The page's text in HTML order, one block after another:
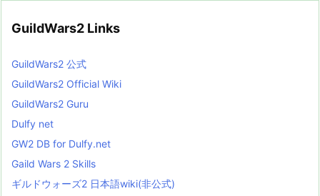
GuildWars2 Links
GuildWars2 公式
GuildWars2 Official Wiki
GuildWars2 Guru
Dulfy net
GW2 DB for Dulfy.net
Gaild Wars 2 Skills
ギルドウォーズ2 日本語wiki(非公式)